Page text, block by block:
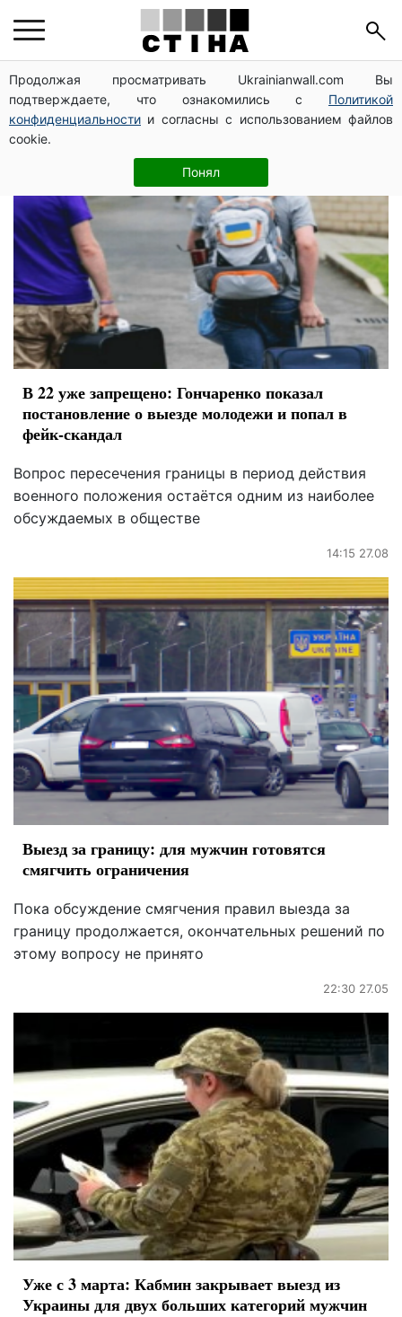
Продолжая просматривать Ukrainianwall.com Вы
подтверждаете, что ознакомились с Политикой
конфиденциальности и согласны с использованием файлов
cookie.
Понял
запрет на выезд
В 22 уже запрещено: Гончаренко показал
постановление о выезде молодежи и попал в
фейк-скандал
Вопрос пересечения границы в период действия
военного положения остаётся одним из наиболее
обсуждаемых в обществе
14:15 27.08
Выезд за границу: для мужчин готовятся
смягчить ограничения
Пока обсуждение смягчения правил выезда за
границу продолжается, окончательных решений по
этому вопросу не принято
22:30 27.05
Уже с 3 марта: Кабмин закрывает выезд из
Украины для двух больших категорий мужчин